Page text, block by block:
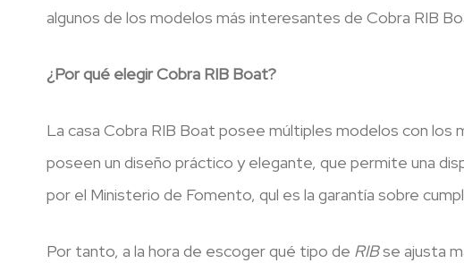
algunos de los modelos más interesantes de Cobra RIB
¿Por qué elegir Cobra RIB Boat?
La casa Cobra RIB Boat posee múltiples modelos con los
poseen un diseño práctico y elegante, que permite una
por el Ministerio de Fomento, qul es la garantía sobre
Por tanto, a la hora de escoger qué tipo de RIBse ajusta